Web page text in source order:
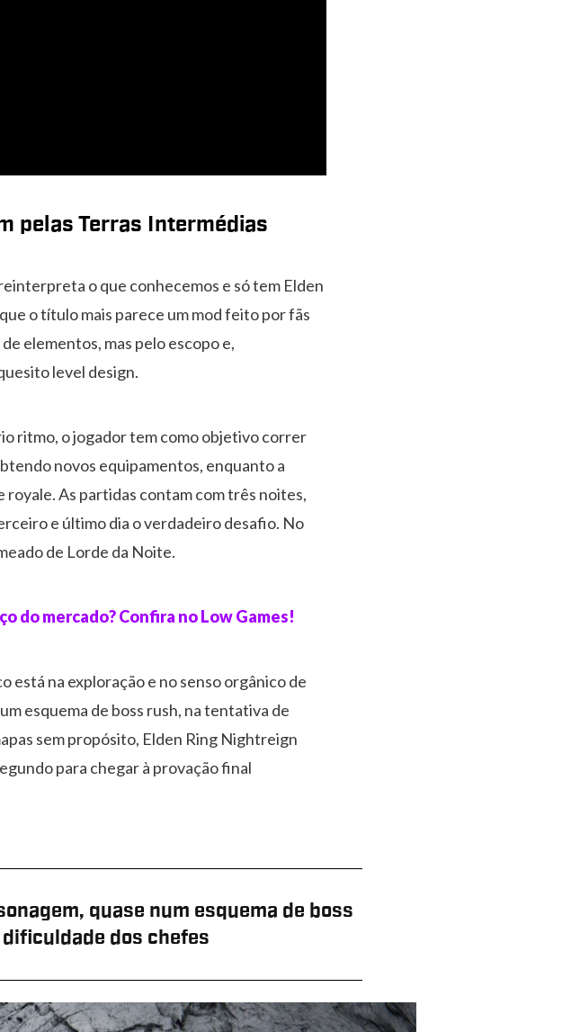
pelas Terras Intermédias
o que conhecemos e só tem Elden
o título mais parece um mod feito por fãs
elementos, mas pelo escopo e,
level design.
ritmo, o jogador tem como objetivo correr
novos equipamentos, enquanto a
As partidas contam com três noites,
e último dia o verdadeiro desafio. No
de Lorde da Noite.
do mercado? Confira no Low Games!
está na exploração e no senso orgânico de
esquema de boss rush, na tentativa de
sem propósito, Elden Ring Nightreign
para chegar à provação final
quase num esquema de boss
dos chefes